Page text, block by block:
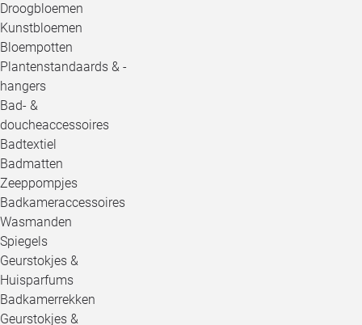
Droogbloemen
Kunstbloemen
Bloempotten
Plantenstandaards & -
hangers
Bad- &
doucheaccessoires
Badtextiel
Badmatten
Zeeppompjes
Badkameraccessoires
Wasmanden
Spiegels
Geurstokjes &
Huisparfums
Badkamerrekken
Geurstokjes &